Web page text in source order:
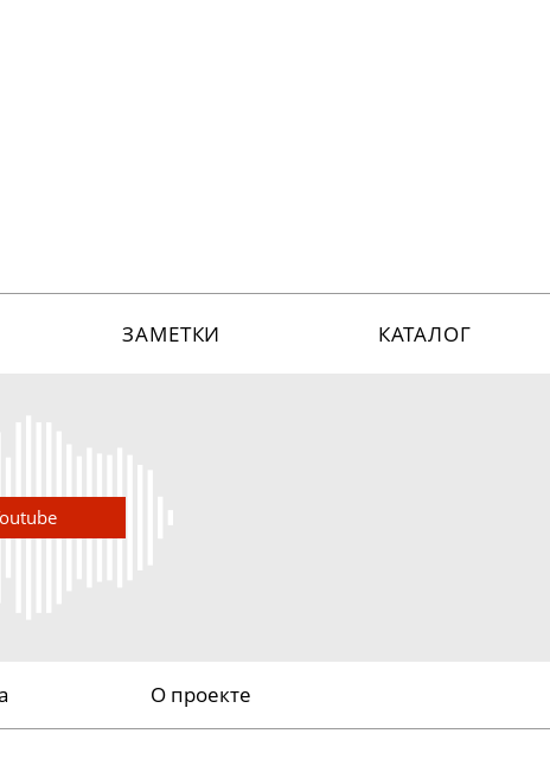
ЗАМЕТКИ КАТАЛОГ
О проекте